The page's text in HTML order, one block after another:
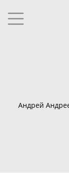
Андрей